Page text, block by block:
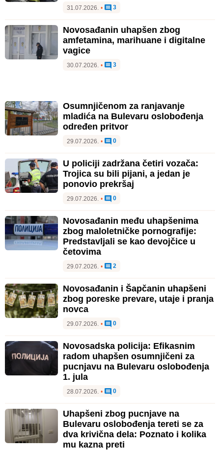
31.07.2026. • 3
Novosađanin uhapšen zbog
amfetamina, marihuane i digitalne
vagice
30.07.2026. • 3
Osumnjičenom za ranjavanje
mladića na Bulevaru oslobođenja
određen pritvor
29.07.2026. • 0
U policiji zadržana četiri vozača:
Trojica su bili pijani, a jedan je
ponovio prekršaj
29.07.2026. • 0
Novosađanin među uhapšenima
zbog maloletničke pornografije:
Predstavljali se kao devojčice u
četovima
29.07.2026. • 2
Novosađanin i Šapčanin uhapšeni
zbog poreske prevare, utaje i pranja
novca
29.07.2026. • 0
Novosadska policija: Efikasnim
radom uhapšen osumnjičeni za
pucnjavu na Bulevaru oslobođenja
1. jula
28.07.2026. • 0
Uhapšeni zbog pucnjave na
Bulevaru oslobođenja tereti se za
dva krivična dela: Poznato i kolika
mu kazna preti